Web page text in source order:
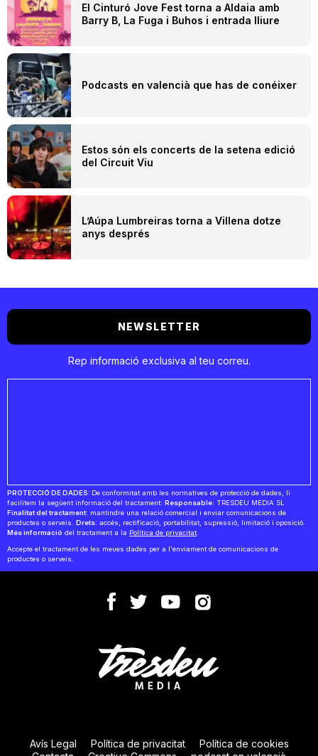
El Cinturó Jove Fest torna a Aldaia amb
Barry B, La Fuga i Buhos i entrada lliure
Podcasts en valencià que has de conéixer
Estos són els concerts de la setena edició
del Circuit Viu
L’Aúpa Lumbreiras torna a Villena dotze
anys després
NEWSLETTER
Rep informació exclusiva al teu correu.
PROTECCIÓ DE DADES: De conformitat amb les normatives de protecció de dades, li
facilitem la següent informació del tractament: Responsable: TRESDEU MEDIA SL
Finalitat del tractament: mantindre una relació comercial i enviar comunicacions de
productes o serveis. Drets: accés, rectificació, portabilitat, supressió, limitació i oposició.
Més informació del tractament a la Política de privacitat
Accepte el tractament de les meues dades per a l'enviament de comunicacions de
productes o serveis.
Avís Legal Política de privacitat
Política de cookies